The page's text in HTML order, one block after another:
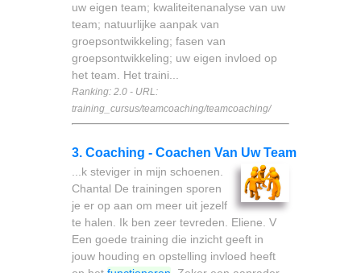
uw eigen team; kwaliteitenanalyse van uw
team; natuurlijke aanpak van
groepsontwikkeling; fasen van
groepsontwikkeling; uw eigen invloed op
het team. Het traini...
Ranking: 2.0 - URL:
training_cursus/teamcoaching/teamcoaching/
3. Coaching - Coachen Van Uw Team
...k steviger in mijn schoenen.
Chantal De trainingen sporen
je er op aan om meer uit jezelf
te halen. Ik ben zeer tevreden. Eliene. V
Een goede training die inzicht geeft in
jouw houding en opstelling invloed heeft